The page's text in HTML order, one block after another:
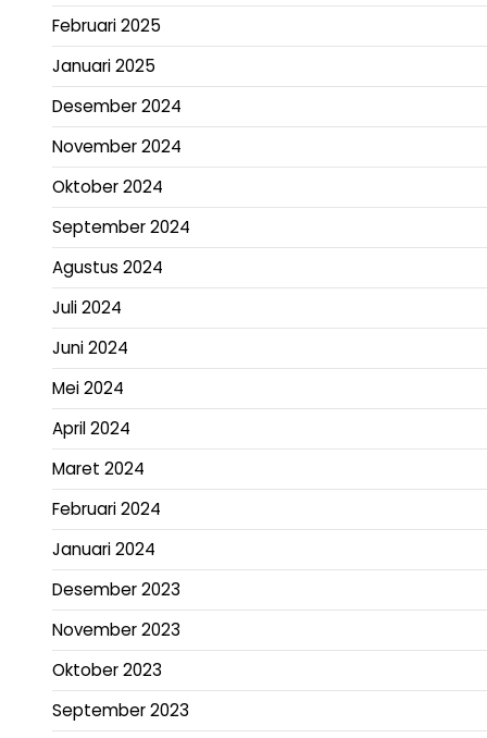
Februari 2025
Januari 2025
Desember 2024
November 2024
Oktober 2024
September 2024
Agustus 2024
Juli 2024
Juni 2024
Mei 2024
April 2024
Maret 2024
Februari 2024
Januari 2024
Desember 2023
November 2023
Oktober 2023
September 2023